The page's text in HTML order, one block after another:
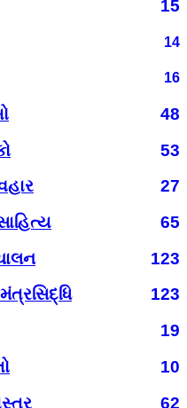
15
14
16
48
53
27
65
123
123
19
10
62